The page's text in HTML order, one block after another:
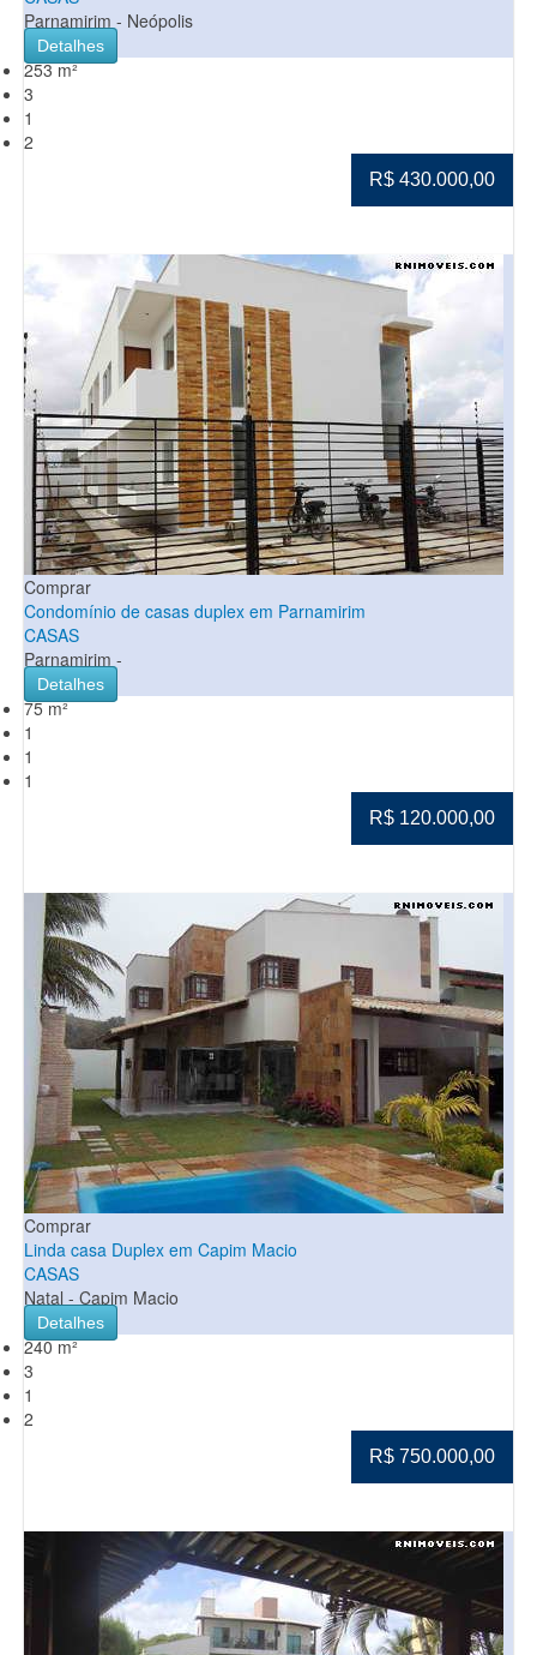
Parnamirim - Neópolis
Detalhes
253 m²
3
1
2
R$ 430.000,00
Comprar
Condomínio de casas duplex em Parnamirim
CASAS
Parnamirim -
Detalhes
75 m²
1
1
1
R$ 120.000,00
Comprar
Linda casa Duplex em Capim Macio
CASAS
Natal - Capim Macio
Detalhes
240 m²
3
1
2
R$ 750.000,00